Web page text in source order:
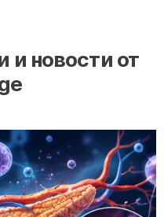
и новости от